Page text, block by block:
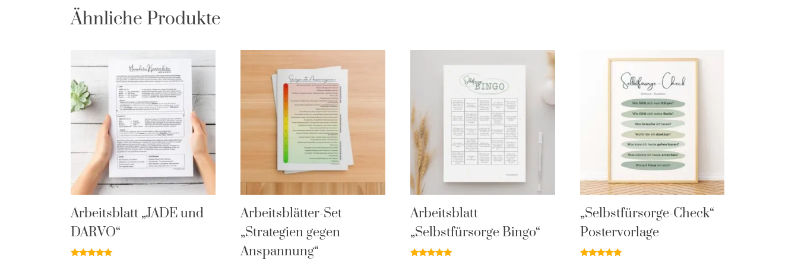
Ähnliche Produkte
Arbeitsblatt „JADE und
DARVO“
Arbeitsblätter-Set
„Strategien gegen
Anspannung“
Arbeitsblatt
„Selbstfürsorge Bingo“
„Selbstfürsorge-Check“
Postervorlage